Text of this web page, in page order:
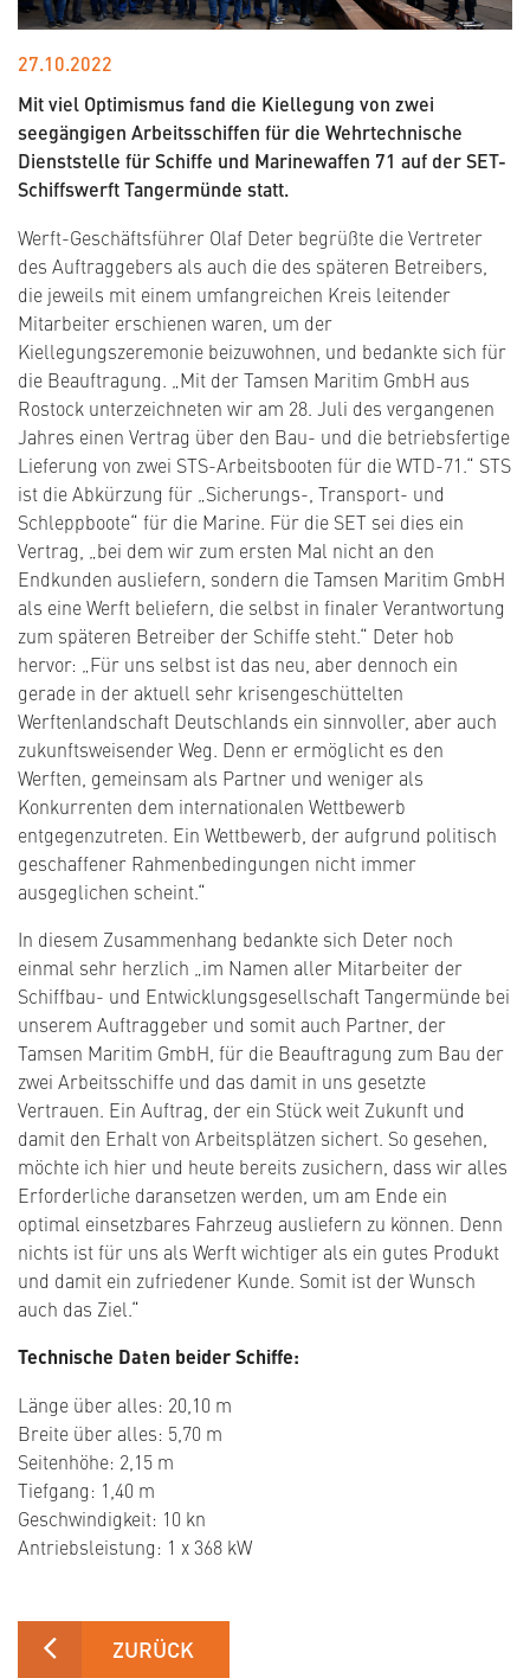
27.10.2022
Mit viel Optimismus fand die Kiellegung von zwei
seegängigen Arbeitsschiffen für die Wehrtechnische
Dienststelle für Schiffe und Marinewaffen 71 auf der SET-
Schiffswerft Tangermünde statt.
Werft-Geschäftsführer Olaf Deter begrüßte die Vertreter
des Auftraggebers als auch die des späteren Betreibers,
die jeweils mit einem umfangreichen Kreis leitender
Mitarbeiter erschienen waren, um der
Kiellegungszeremonie beizuwohnen, und bedankte sich für
die Beauftragung. „Mit der Tamsen Maritim GmbH aus
Rostock unterzeichneten wir am 28. Juli des vergangenen
Jahres einen Vertrag über den Bau- und die betriebsfertige
Lieferung von zwei STS-Arbeitsbooten für die WTD-71.“ STS
ist die Abkürzung für „Sicherungs-, Transport- und
Schleppboote“ für die Marine. Für die SET sei dies ein
Vertrag, „bei dem wir zum ersten Mal nicht an den
Endkunden ausliefern, sondern die Tamsen Maritim GmbH
als eine Werft beliefern, die selbst in finaler Verantwortung
zum späteren Betreiber der Schiffe steht.“ Deter hob
hervor: „Für uns selbst ist das neu, aber dennoch ein
gerade in der aktuell sehr krisengeschüttelten
Werftenlandschaft Deutschlands ein sinnvoller, aber auch
zukunftsweisender Weg. Denn er ermöglicht es den
Werften, gemeinsam als Partner und weniger als
Konkurrenten dem internationalen Wettbewerb
entgegenzutreten. Ein Wettbewerb, der aufgrund politisch
geschaffener Rahmenbedingungen nicht immer
ausgeglichen scheint.“
In diesem Zusammenhang bedankte sich Deter noch
einmal sehr herzlich „im Namen aller Mitarbeiter der
Schiffbau- und Entwicklungsgesellschaft Tangermünde bei
unserem Auftraggeber und somit auch Partner, der
Tamsen Maritim GmbH, für die Beauftragung zum Bau der
zwei Arbeitsschiffe und das damit in uns gesetzte
Vertrauen. Ein Auftrag, der ein Stück weit Zukunft und
damit den Erhalt von Arbeitsplätzen sichert. So gesehen,
möchte ich hier und heute bereits zusichern, dass wir alles
Erforderliche daransetzen werden, um am Ende ein
optimal einsetzbares Fahrzeug ausliefern zu können. Denn
nichts ist für uns als Werft wichtiger als ein gutes Produkt
und damit ein zufriedener Kunde. Somit ist der Wunsch
auch das Ziel.“
Technische Daten beider Schiffe:
Länge über alles: 20,10 m
Breite über alles: 5,70 m
Seitenhöhe: 2,15 m
Tiefgang: 1,40 m
Geschwindigkeit: 10 kn
Antriebsleistung: 1 x 368 kW
ZURÜCK